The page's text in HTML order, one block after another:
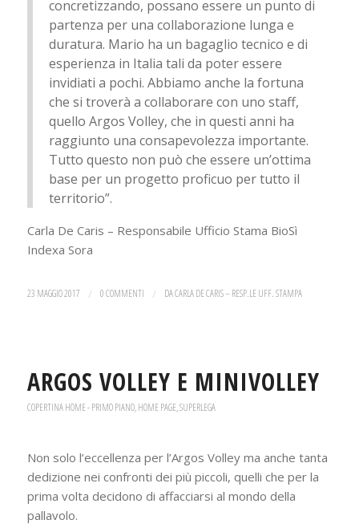
concretizzando, possano essere un punto di
partenza per una collaborazione lunga e
duratura. Mario ha un bagaglio tecnico e di
esperienza in Italia tali da poter essere
invidiati a pochi. Abbiamo anche la fortuna
che si troverà a collaborare con uno staff,
quello Argos Volley, che in questi anni ha
raggiunto una consapevolezza importante.
Tutto questo non può che essere un’ottima
base per un progetto proficuo per tutto il
territorio”.
Carla De Caris – Responsabile Ufficio Stama BioSì
Indexa Sora
23 MAGGIO 2017 / 0 COMMENTI / DACARLA DE CARIS – RESP.LE UFF. STAMPA
ARGOS VOLLEY E MINIVOLLEY
COPERTINA HOME - PRIMO PIANO,HOME PAGE,SUPERLEGA
Non solo l’eccellenza per l’Argos Volley ma anche tanta
dedizione nei confronti dei più piccoli, quelli che per la
prima volta decidono di affacciarsi al mondo della
pallavolo.